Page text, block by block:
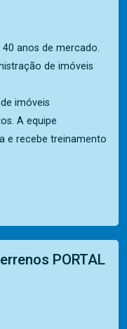
anos de mercado.
de imóveis
imóveis
A equipe
e recebe treinamento
PORTAL